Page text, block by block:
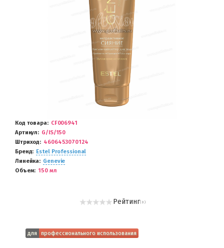
Код товара
CF006941
Артикул
G/IS/150
Штриход
4606453070124
Бренд
Estel Professional
Линейка
Genevie
Объем
150 мл
Рейтинг( 0 )
для профессионального использования